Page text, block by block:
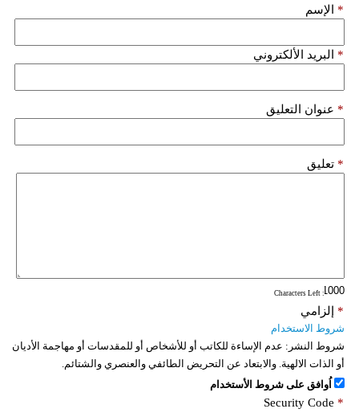
الإسم *
البريد الألكتروني *
عنوان التعليق *
تعليق *
: Characters Left
إلزامي *
شروط الاستخدام
شروط النشر: عدم الإساءة للكاتب أو للأشخاص أو للمقدسات أو مهاجمة الأديان
أو الذات الالهية. والابتعاد عن التحريض الطائفي والعنصري والشتائم.
اُوافق على شروط الأستخدام
Security Code *